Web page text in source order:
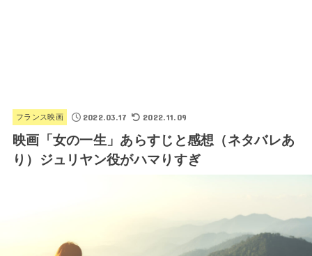
フランス映画 2022.03.17 2022.11.09
映画「女の一生」あらすじと感想（ネタバレあ
り）ジュリヤン役がハマりすぎ